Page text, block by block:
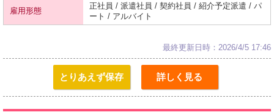
雇用形態
正社員 / 派遣社員 / 契約社員 / 紹介予定派遣 / パ
ート / アルバイト
最終更新日時：2026/4/5 17:46
とりあえず保存 詳しく見る